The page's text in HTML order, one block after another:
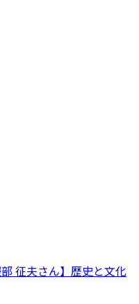
征夫さん】歴史と文化